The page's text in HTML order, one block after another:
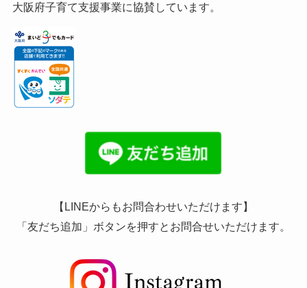
大阪府子育て支援事業に協賛しています。
【LINEからもお問合わせいただけます】
「友だち追加」ボタンを押すとお問合せいただけます。